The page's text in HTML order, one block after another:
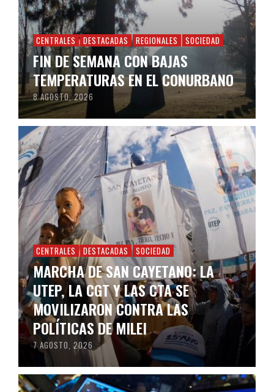
CENTRALES DESTACADAS REGIONALES SOCIEDAD
FIN DE SEMANA CON BAJAS
TEMPERATURAS EN EL CONURBANO
8 AGOSTO, 2026
CENTRALES DESTACADAS SOCIEDAD
MARCHA DE SAN CAYETANO: LA
UTEP, LA CGT Y LAS CTA SE
MOVILIZARON CONTRA LAS
POLÍTICAS DE MILEI
7 AGOSTO, 2026